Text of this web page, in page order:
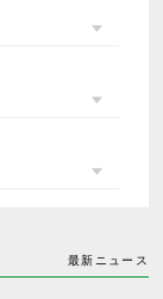
最新ニュース